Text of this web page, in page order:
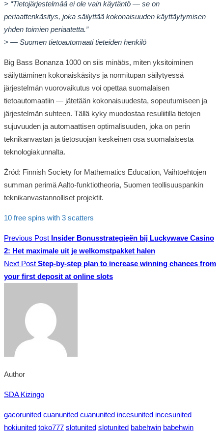
> “Tietojärjestelmää ei ole vain käytäntö — se on
periaattenkäsitys, joka säilyttää kokonaisuuden käyttäytymisen
yhden toimien periaatetta.”
> — Suomen tietoautomaati tieteiden henkilö
Big Bass Bonanza 1000 on siis minäös, miten yksitoiminen
säilyttäminen kokonaiskäsitys ja normitupan säilytyessä
järjestelmän vuorovaikutus voi opettaa suomalaisen
tietoautomaatiin — jätetään kokonaisuudesta, sopeutumiseen ja
järjestelmän suhteen. Tällä kyky muodostaa resuliitilla tietojen
sujuvuuden ja automaattisen optimalisuuden, joka on perin
teknikanvastan ja tietosuojan keskeinen osa suomalaisesta
teknologiakunnalta.
Źród: Finnish Society for Mathematics Education, Vaihtoehtojen
summan perimä Aalto-funktiotheoria, Suomen teollisuuspankin
teknikanvastannolliset projektit.
10 free spins with 3 scatters
Previous Post Insider Bonusstrategieën bij Luckywave Casino
2: Het maximale uit je welkomstpakket halen
Next Post Step-by-step plan to increase winning chances from
your first deposit at online slots
Author
SDA Kizingo
gacorunited cuanunited cuanunited incesunited incesunited
hokiunited toko777 slotunited slotunited babehwin babehwin